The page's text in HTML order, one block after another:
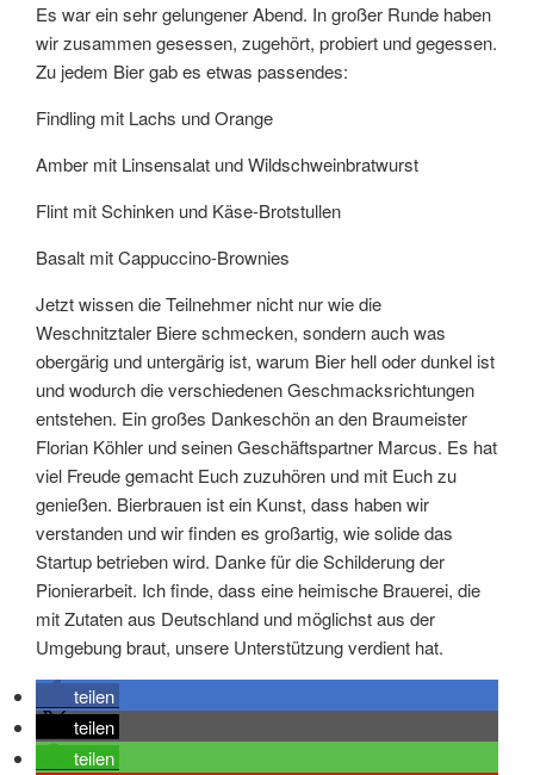
Es war ein sehr gelungener Abend. In großer Runde haben
wir zusammen gesessen, zugehört, probiert und gegessen.
Zu jedem Bier gab es etwas passendes:
Findling mit Lachs und Orange
Amber mit Linsensalat und Wildschweinbratwurst
Flint mit Schinken und Käse-Brotstullen
Basalt mit Cappuccino-Brownies
Jetzt wissen die Teilnehmer nicht nur wie die
Weschnitztaler Biere schmecken, sondern auch was
obergärig und untergärig ist, warum Bier hell oder dunkel ist
und wodurch die verschiedenen Geschmacksrichtungen
entstehen. Ein großes Dankeschön an den Braumeister
Florian Köhler und seinen Geschäftspartner Marcus. Es hat
viel Freude gemacht Euch zuzuhören und mit Euch zu
genießen. Bierbrauen ist ein Kunst, dass haben wir
verstanden und wir finden es großartig, wie solide das
Startup betrieben wird. Danke für die Schilderung der
Pionierarbeit. Ich finde, dass eine heimische Brauerei, die
mit Zutaten aus Deutschland und möglichst aus der
Umgebung braut, unsere Unterstützung verdient hat.
teilen
teilen
teilen